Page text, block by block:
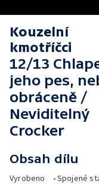
Kouzelní
kmotříčci
12/13
jeho pes,
obráceně /
Neviditelný
Crocker
Obsah dílu
Vyrobeno
•Spojené